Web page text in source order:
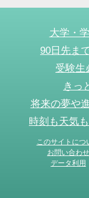
大学・
90日先ま
受験生
きっ
将来の夢や
時刻も天気
このサイトにつ
お問い合わせ
データ利用